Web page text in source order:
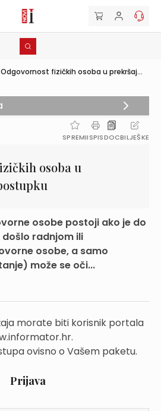
Odgovornost fizičkih osoba u prekršaj...
SPREMIISPISDOCBILJEŠKE
osoba u
osobe postoji ako je do
radnjom ili
osobe, a samo
može se oči...
morate biti korisnik portala
ovisno o Vašem paketu.
Prijava